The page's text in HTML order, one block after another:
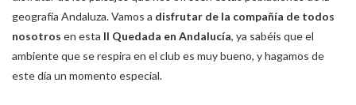
geografía Andaluza. Vamos a disfrutar de la compañía de todos
nosotros en esta II Quedada en Andalucía, ya sabéis que el
ambiente que se respira en el club es muy bueno, y hagamos de
este día un momento especial.